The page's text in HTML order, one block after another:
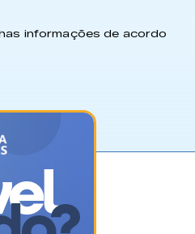
informações de acordo